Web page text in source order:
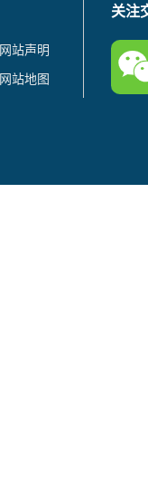
网站声明
网站地图
关注